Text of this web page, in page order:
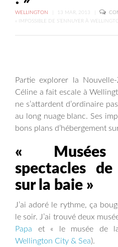
WELLINGTON 13 MAR, 2013
« IMPOSSIBLE DE S’ENNUYER À
Partie explorer la
Céline a fait escale à
ne s’attardent d’ordinaire
au long nuage blanc. Ses
bons plans d’hébergement
« Musées
spectacles
sur la baie »
J’ai adoré le rythme, ça
le soir. J’ai trouvé deux
Papa et « le musée de
Wellington City & Sea).